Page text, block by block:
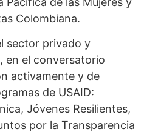
Colombiana.
sector privado y
en el conversatorio
activamente y de
de USAID:
Jóvenes Resilientes,
por la Transparencia